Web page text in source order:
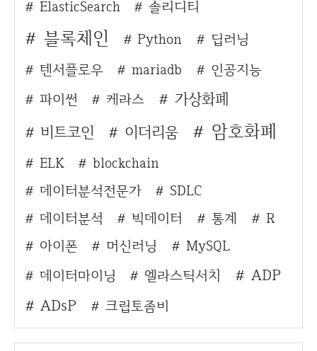
ElasticSearch 솔리디티
블록체인 Python
딥러닝
텐서플로우
mariadb
인공지능
파이썬
케라스
가상화폐
비트코인
이더리움 암호화폐
ELK
blockchain
데이터분석전문가
SDLC
데이터분석
빅데이터 통계
R
아이폰
머신러닝
MySQL
데이터마이닝
엘라스틱서치
ADP
ADsP
크립토좀비